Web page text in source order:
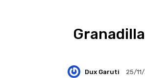
Dux Garuti
25/11/